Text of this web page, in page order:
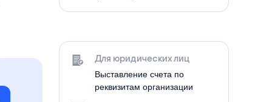
Для юридических лиц
Выставление счета по
реквизитам организации